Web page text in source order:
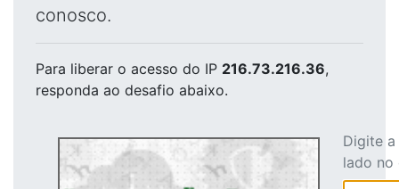
conosco.
Para liberar o acesso do IP 216.73.216.36,
responda ao desafio abaixo.
Digite
lado no